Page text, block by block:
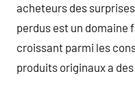
acheteurs des
perdus est un
croissant parmi les
produits originaux a